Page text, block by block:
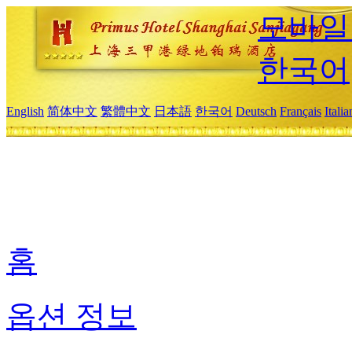
모바
한국어
English 简体中文 繁體中文 日本語 한국어 Deutsch Français
홈
옵션 정보